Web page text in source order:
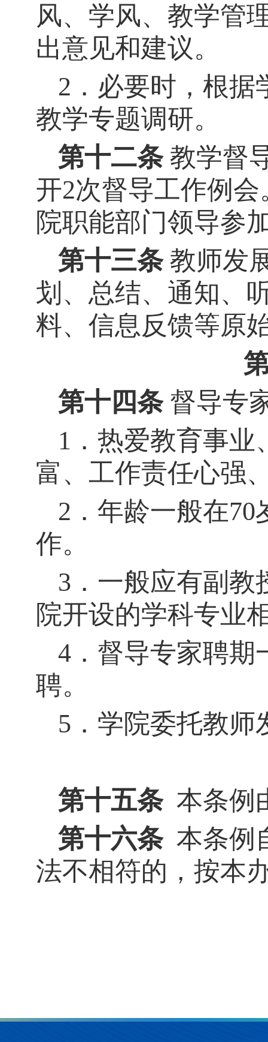
风、学风、教学管
出意见和建议。
2．必要时，根据
教学专题调研。
第十二条 教学督
开2次督导工作例
院职能部门领导参
第十三条 教师发
划、总结、通知、
料、信息反馈等原
第十四条 督导专
1． 热爱教育事业
富、工作责任心强
2．年龄一般在
作。
3．一般应有副教
院开设的学科专业
4．督导专家聘期
聘。
5．学院委托教师
第十五条 本条例
第十六条 本条例
法不相符的，按本